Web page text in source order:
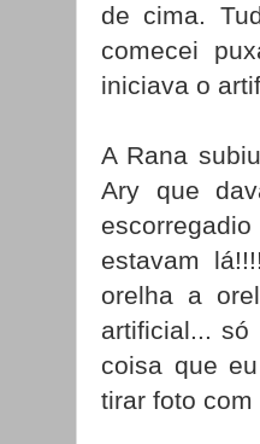
de cima.
comecei
iniciava o
A Rana
Ary que
estavam
orelha a
artificial...
coisa que
tirar foto